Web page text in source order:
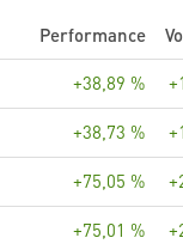
Performance
+38,89 %
+38,73 %
+75,05 %
+75,01 %